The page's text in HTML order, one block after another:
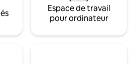
Espace de travail
pour ordinateur